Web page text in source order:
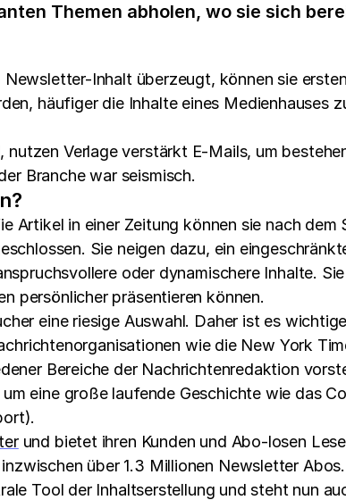
Themen abholen, wo sie sich
Inhalt überzeugt, können sie
häufiger die Inhalte eines Medienhauses
Verlage verstärkt E-Mails, um
Branche war seismisch.
in einer Zeitung können sie nach
Sie neigen dazu, ein
oder dynamischere Inhalte.
persönlicher präsentieren können.
eine riesige Auswahl. Daher ist es
wie die New York
Bereiche der Nachrichtenredaktion
eine große laufende Geschichte wie das
und bietet ihren Kunden und Abo-losen
über 1.3 Millionen Newsletter Abos.
Tool der Inhaltserstellung und steht nun